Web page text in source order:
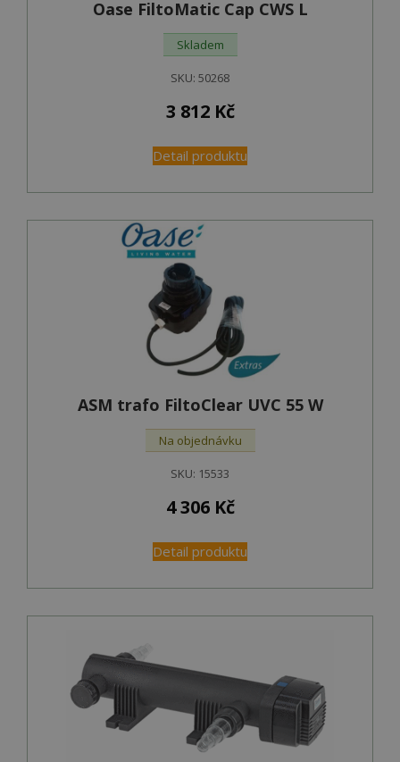
Oase FiltoMatic Cap CWS L
Skladem
SKU: 50268
3 812 Kč
Detail produktu
ASM trafo FiltoClear UVC 55 W
Na objednávku
SKU: 15533
4 306 Kč
Detail produktu